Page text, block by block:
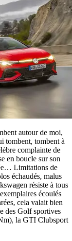
autour de moi,
tombent, tombent à
complainte de
en boucle sur son
Limitations de
échaudés, malus
résiste à tous
écoulés
cela valait bien
des Golf sportives
la GTI Clubsport